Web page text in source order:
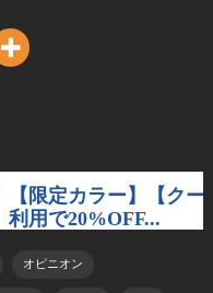
オピニオン